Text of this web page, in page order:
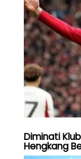
Diminati
Hengkang